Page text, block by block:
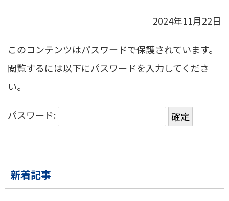
2024年11月22日
このコンテンツはパスワードで保護されています。
閲覧するには以下にパスワードを入力してくださ
い。
パスワード:
新着記事